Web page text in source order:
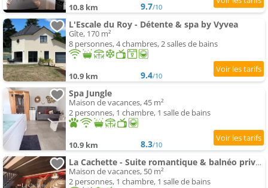
10.8 km 9.7/10
L'Escale du Roy - Détente & spa by Vyvea
Gîte, 170 m²
8 personnes, 4 chambres, 2 salles de bains
10.9 km 9.4/10
Spa Jungle
Maison de vacances, 45 m²
2 personnes, 1 chambre, 1 salle de bains
10.9 km 8.3/10
La Cachette - Suite romantique & balnéo privative
Maison de vacances, 50 m²
2 personnes, 1 chambre, 1 salle de bains